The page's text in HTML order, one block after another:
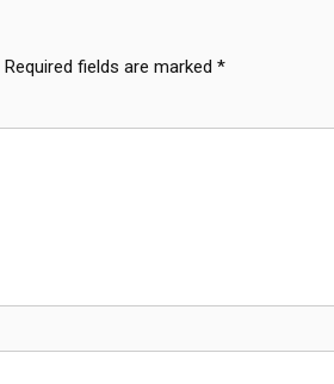
Required fields are marked *